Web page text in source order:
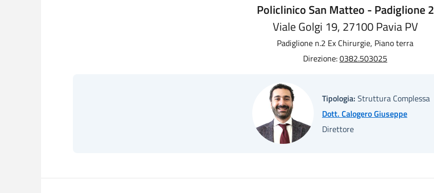
Policlinico San Matteo - Padiglione 2
Viale Golgi 19, 27100 Pavia PV
Padiglione n.2 Ex Chirurgie, Piano terra
Direzione:0382.503025
Tipologia: Struttura Complessa
Dott. Calogero Giuseppe
Direttore